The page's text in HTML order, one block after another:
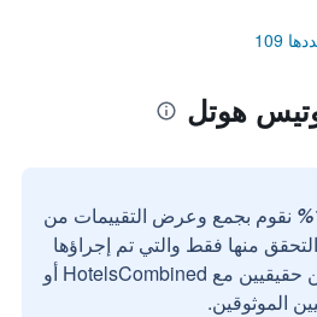
109
هوتل
نقوم بجمع وعرض التقييمات من
منها فقط والتي تم إجراؤها
بواسطة مستخدمين حقيقيين مع HotelsCombined أو
الموثوقين.